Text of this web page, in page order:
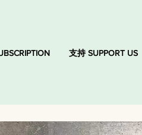
支持 SUPPORT US